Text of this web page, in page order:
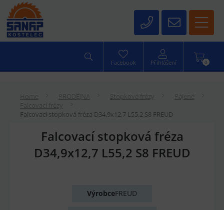
0
Facebook Přihlášení
Falcovací stopková fréza D34,9x12,7 L55,2 S8 FREUD
Falcovací stopková fréza
D34,9x12,7 L55,2 S8 FREUD
VýrobceFREUD